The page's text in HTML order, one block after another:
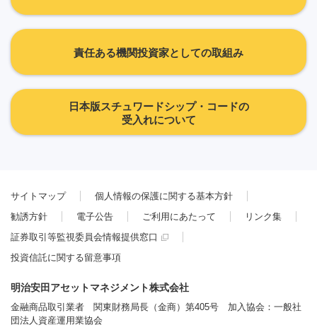
責任ある機関投資家としての取組み
日本版スチュワードシップ・コードの
受入れについて
サイトマップ
個人情報の保護に関する基本方針
勧誘方針
電子公告 ご利用にあたって
リンク集
証券取引等監視委員会情報提供窓口
投資信託に関する留意事項
明治安田アセットマネジメント株式会社
金融商品取引業者 関東財務局長（金商）第405号 加入協会：一般社
団法人資産運用業協会